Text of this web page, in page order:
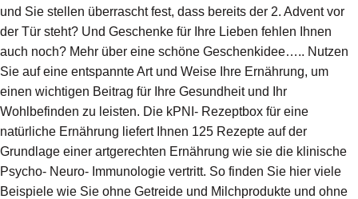
und Sie stellen überrascht fest, dass bereits der 2. Advent vor
der Tür steht? Und Geschenke für Ihre Lieben fehlen Ihnen
auch noch? Mehr über eine schöne Geschenkidee….. Nutzen
Sie auf eine entspannte Art und Weise Ihre Ernährung, um
einen wichtigen Beitrag für Ihre Gesundheit und Ihr
Wohlbefinden zu leisten. Die kPNI- Rezeptbox für eine
natürliche Ernährung liefert Ihnen 125 Rezepte auf der
Grundlage einer artgerechten Ernährung wie sie die klinische
Psycho- Neuro- Immunologie vertritt. So finden Sie hier viele
Beispiele wie Sie ohne Getreide und Milchprodukte und ohne